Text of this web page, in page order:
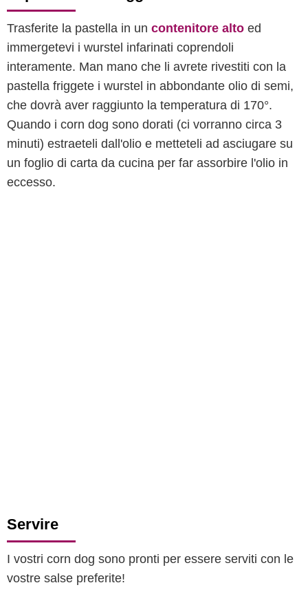
Trasferite la pastella in un contenitore alto ed
immergetevi i wurstel infarinati coprendoli
interamente. Man mano che li avrete rivestiti con la
pastella friggete i wurstel in abbondante olio di semi,
che dovrà aver raggiunto la temperatura di 170°.
Quando i corn dog sono dorati (ci vorranno circa 3
minuti) estraeteli dall'olio e metteteli ad asciugare su
un foglio di carta da cucina per far assorbire l'olio in
eccesso.
Servire
I vostri corn dog sono pronti per essere serviti con le
vostre salse preferite!